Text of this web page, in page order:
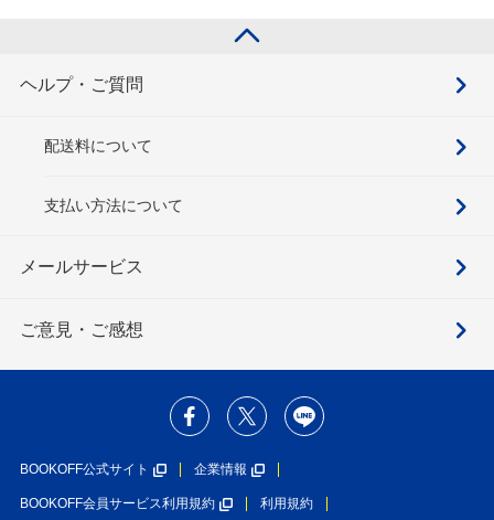
ヘルプ・ご質問
配送料について
支払い方法について
メールサービス
ご意見・ご感想
BOOKOFF公式サイト 企業情報
BOOKOFF会員サービス利用規約 利用規約